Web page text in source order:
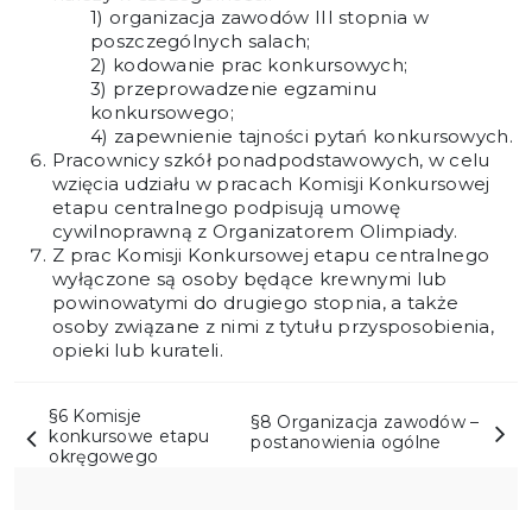
organizacja zawodów III stopnia w
poszczególnych salach;
kodowanie prac konkursowych;
przeprowadzenie egzaminu
konkursowego;
zapewnienie tajności pytań konkursowych.
Pracownicy szkół ponadpodstawowych, w celu
wzięcia udziału w pracach Komisji Konkursowej
etapu centralnego podpisują umowę
cywilnoprawną z Organizatorem Olimpiady.
Z prac Komisji Konkursowej etapu centralnego
wyłączone są osoby będące krewnymi lub
powinowatymi do drugiego stopnia, a także
osoby związane z nimi z tytułu przysposobienia,
opieki lub kurateli.
§6 Komisje
konkursowe etapu
okręgowego
§8 Organizacja zawodów –
postanowienia ogólne